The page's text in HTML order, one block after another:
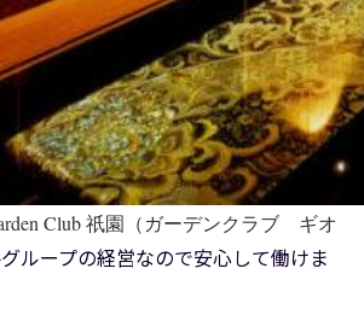
Club 祇園（ガーデンクラブ ギオ
ループの経営なので安心して働けま